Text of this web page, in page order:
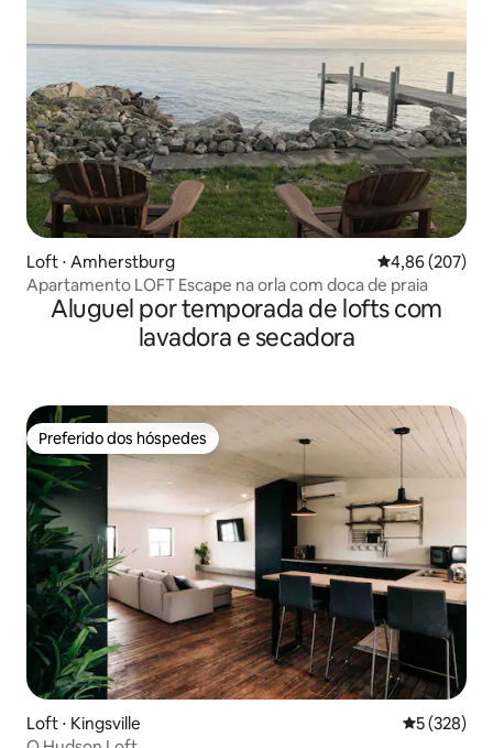
Loft ⋅ Amherstburg 4,86 de uma
4,86 (207)
Apartamento LOFT Escape na orla com doca de praia
Aluguel por temporada de lofts com
lavadora e secadora
Preferido dos hóspedes
Preferido dos hóspedes
Loft ⋅ Kingsville 5 de uma
5 (328)